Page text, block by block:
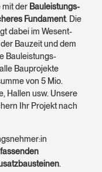
mit der Bauleistungs­
Fundament. Die
dabei im Wesent­
Bauzeit und dem
Bauleistungs­
Bauprojekte
von 5 Mio.
Hallen usw. Unsere
Ihr Projekt nach
.